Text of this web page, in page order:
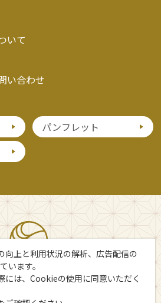
いて
い合わせ
パンフレット
向上と利用状況の解析、広告配信の
います。
には、Cookieの使用に同意いただく